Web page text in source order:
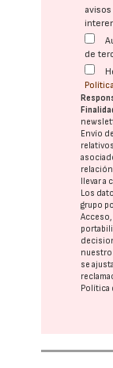
de
Envío
llevar a
Los
grupo
nuestro
se
Política